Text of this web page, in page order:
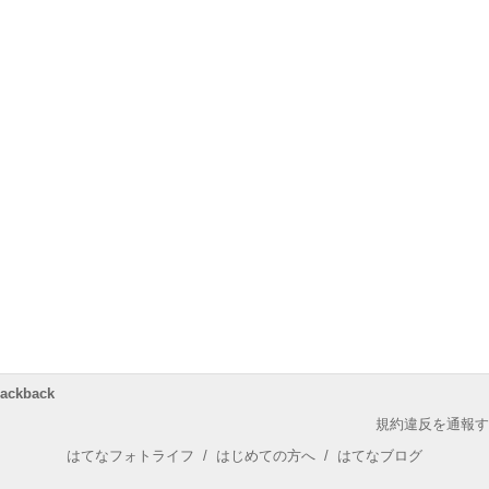
規約違反を通報
はてなフォトライフ / はじめての方へ / はてなブログ